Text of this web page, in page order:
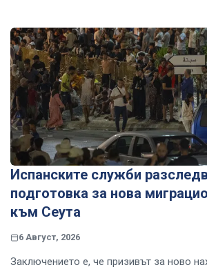
Испанските служби
подготовка за нова
към Сеута
6 Август, 2026
Заключението е, че призивът за ново